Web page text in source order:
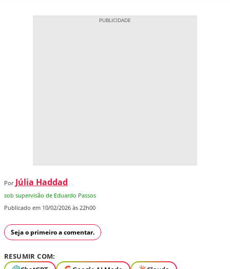
Por Júlia Haddad
sob supervisão de Eduardo Passos
Publicado em 10/02/2026 às 22h00
Seja o primeiro a comentar.
RESUMIR COM: